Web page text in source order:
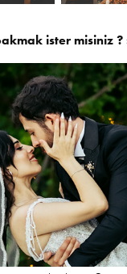
ister misiniz ?
& Faruk - No25 Plato